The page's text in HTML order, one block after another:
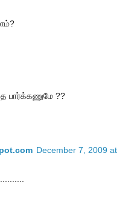
பார்க்கணுமே ??
December 7, 2009 at